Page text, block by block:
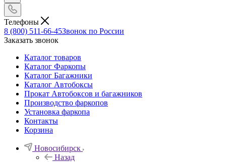
Телефоны
8 (800) 511-66-45Звонок по России
Заказать звонок
Каталог товаров
Каталог Фаркопы
Каталог Багажники
Каталог Автобоксы
Прокат Автобоксов и багажников
Производство фаркопов
Установка фаркопа
Контакты
Корзина
Новосибирск
Назад